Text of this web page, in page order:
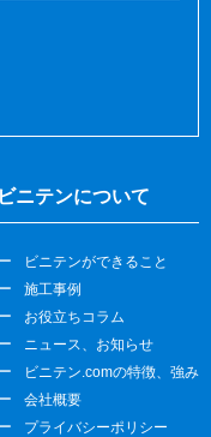
ビニテンについて
ビニテンができること
施工事例
お役立ちコラム
ニュース、お知らせ
ビニテン.comの特徴、強み
会社概要
プライバシーポリシー